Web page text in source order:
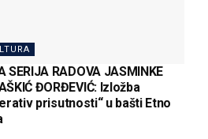
SERIJA RADOVA JASMINKE
ĐORĐEVIĆ: Izložba
prisutnosti“ u bašti Etno